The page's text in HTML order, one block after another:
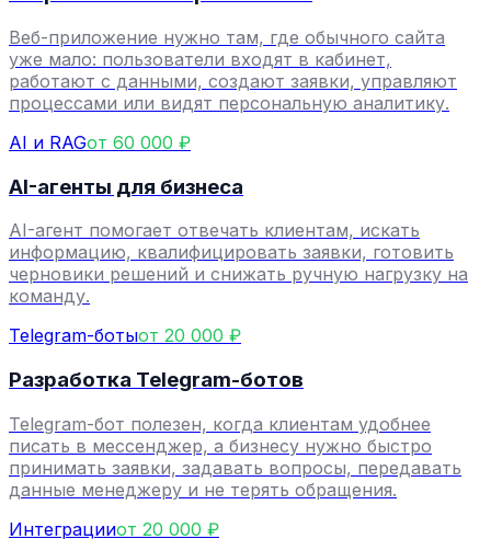
Веб-приложение нужно там, где обычного сайта
уже мало: пользователи входят в кабинет,
работают с данными, создают заявки, управляют
процессами или видят персональную аналитику.
AI и RAGот 60 000 ₽
AI-агенты для бизнеса
AI-агент помогает отвечать клиентам, искать
информацию, квалифицировать заявки, готовить
черновики решений и снижать ручную нагрузку на
команду.
Telegram-ботыот 20 000 ₽
Разработка Telegram-ботов
Telegram-бот полезен, когда клиентам удобнее
писать в мессенджер, а бизнесу нужно быстро
принимать заявки, задавать вопросы, передавать
данные менеджеру и не терять обращения.
Интеграцииот 20 000 ₽